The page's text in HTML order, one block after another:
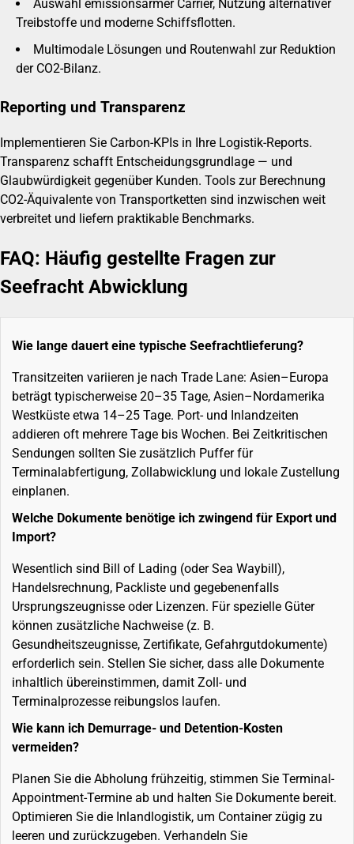
Auswahl emissionsarmer Carrier, Nutzung alternativer
Treibstoffe und moderne Schiffsflotten.
Multimodale Lösungen und Routenwahl zur Reduktion
der CO2-Bilanz.
Reporting und Transparenz
Implementieren Sie Carbon-KPIs in Ihre Logistik-Reports.
Transparenz schafft Entscheidungsgrundlage — und
Glaubwürdigkeit gegenüber Kunden. Tools zur Berechnung
CO2-Äquivalente von Transportketten sind inzwischen weit
verbreitet und liefern praktikable Benchmarks.
FAQ: Häufig gestellte Fragen zur
Seefracht Abwicklung
Wie lange dauert eine typische Seefrachtlieferung?
Transitzeiten variieren je nach Trade Lane: Asien–Europa
beträgt typischerweise 20–35 Tage, Asien–Nordamerika
Westküste etwa 14–25 Tage. Port- und Inlandzeiten
addieren oft mehrere Tage bis Wochen. Bei Zeitkritischen
Sendungen sollten Sie zusätzlich Puffer für
Terminalabfertigung, Zollabwicklung und lokale Zustellung
einplanen.
Welche Dokumente benötige ich zwingend für Export und
Import?
Wesentlich sind Bill of Lading (oder Sea Waybill),
Handelsrechnung, Packliste und gegebenenfalls
Ursprungszeugnisse oder Lizenzen. Für spezielle Güter
können zusätzliche Nachweise (z. B.
Gesundheitszeugnisse, Zertifikate, Gefahrgutdokumente)
erforderlich sein. Stellen Sie sicher, dass alle Dokumente
inhaltlich übereinstimmen, damit Zoll- und
Terminalprozesse reibungslos laufen.
Wie kann ich Demurrage- und Detention-Kosten
vermeiden?
Planen Sie die Abholung frühzeitig, stimmen Sie Terminal-
Appointment-Termine ab und halten Sie Dokumente bereit.
Optimieren Sie die Inlandlogistik, um Container zügig zu
leeren und zurückzugeben. Verhandeln Sie